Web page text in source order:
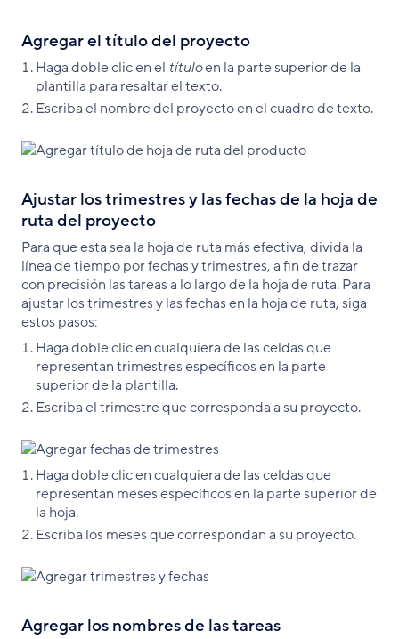
Agregar el título del proyecto
Haga doble clic en el títuloen la parte superior de la
plantilla para resaltar el texto.
Escriba el nombre del proyecto en el cuadro de texto.
Ajustar los trimestres y las fechas de la hoja de
ruta del proyecto
Para que esta sea la hoja de ruta más efectiva, divida la
línea de tiempo por fechas y trimestres, a fin de trazar
con precisión las tareas a lo largo de la hoja de ruta. Para
ajustar los trimestres y las fechas en la hoja de ruta, siga
estos pasos:
Haga doble clic en cualquiera de las celdas que
representan trimestres específicos en la parte
superior de la plantilla.
Escriba el trimestre que corresponda a su proyecto.
Haga doble clic en cualquiera de las celdas que
representan meses específicos en la parte superior de
la hoja.
Escriba los meses que correspondan a su proyecto.
Agregar los nombres de las tareas